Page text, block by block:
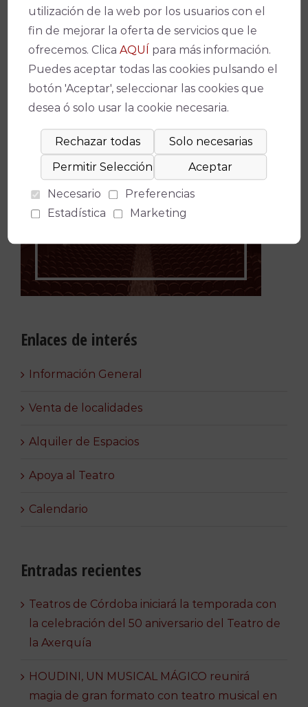
Enlaces de interés
Información General
Venta de localidades
Alquiler de Espacios
Apoya al Teatro
Calendario
Entradas recientes
Teatros de Córdoba iniciará la temporada con
la celebración del 50 aniversario del Teatro de
la Axerquía
HOUDINI, UN MUSICAL MÁGICO reunirá
magia de gran formato con teatro musical en
utilización de la web por los usuarios con el
fin de mejorar la oferta de servicios que le
ofrecemos. ClicaAQUÍ para más información.
Puedes aceptar todas las cookies pulsando el
botón 'Aceptar', seleccionar las cookies que
desea ó solo usar la cookie necesaria.
Necesario
Preferencias
Estadística
Marketing